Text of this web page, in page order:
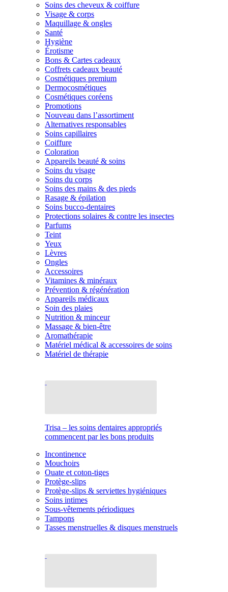
Soins des cheveux & coiffure
Visage & corps
Maquillage & ongles
Santé
Hygiène
Érotisme
Bons & Cartes cadeaux
Coffrets cadeaux beauté
Cosmétiques premium
Dermocosmétiques
Cosmétiques coréens
Promotions
Nouveau dans l’assortiment
Alternatives responsables
Soins capillaires
Coiffure
Coloration
Appareils beauté & soins
Soins du visage
Soins du corps
Soins des mains & des pieds
Rasage & épilation
Soins bucco-dentaires
Protections solaires & contre les insectes
Parfums
Teint
Yeux
Lèvres
Ongles
Accessoires
Vitamines & minéraux
Prévention & régénération
Appareils médicaux
Soin des plaies
Nutrition & minceur
Massage & bien-être
Aromathérapie
Matériel médical & accessoires de soins
Matériel de thérapie
Trisa – les soins dentaires appropriés
commencent par les bons produits
Incontinence
Mouchoirs
Ouate et coton-tiges
Protège-slips
Protège-slips & serviettes hygiéniques
Soins intimes
Sous-vêtements périodiques
Tampons
Tasses menstruelles & disques menstruels